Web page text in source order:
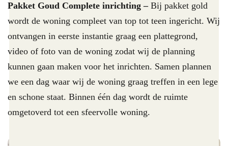
Pakket Goud Complete inrichting – Bij pakket gold
wordt de woning compleet van top tot teen ingericht. Wij
ontvangen in eerste instantie graag een plattegrond,
video of foto van de woning zodat wij de planning
kunnen gaan maken voor het inrichten. Samen plannen
we een dag waar wij de woning graag treffen in een lege
en schone staat. Binnen één dag wordt de ruimte
omgetoverd tot een sfeervolle woning.